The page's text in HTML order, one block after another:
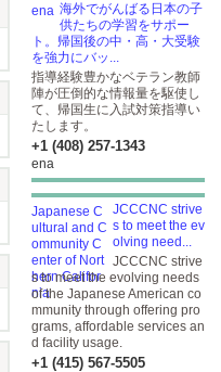
海外でがんばる日本の子
供たちの学習をサポー
ト。帰国後の中・高・大受験
を強力にバッ...
指導経験豊かなベテラン教師
陣が圧倒的な情報量を駆使し
て、帰国生に入試対策指導い
たします。
+1 (408) 257-1343
ena
JCCCNC strive
s to meet the ev
olving need...
JCCCNC strive
s to meet the evolving needs
of the Japanese American co
mmunity through offering pro
grams, affordable services an
d facility usage.
+1 (415) 567-5505